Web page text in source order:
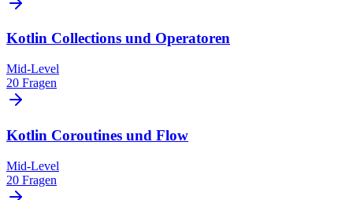
Kotlin Collections und Operatoren
Mid-Level
20 Fragen
Kotlin Coroutines und Flow
Mid-Level
20 Fragen